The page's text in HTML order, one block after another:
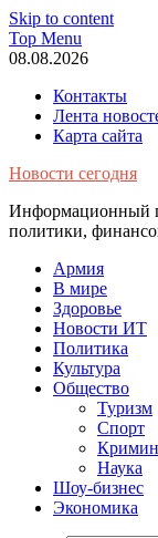
Skip to content
Top Menu
08.08.2026
Контакты
Лента
Карта сайта
Новости сегодня
Информационный
политики,
Армия
В мире
Здоровье
Новости ИТ
Политика
Культура
Общество
Туризм
Спорт
Наука
Шоу-бизнес
Экономика